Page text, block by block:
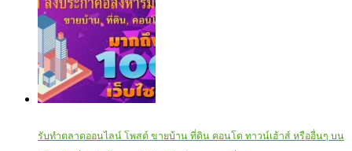
รับทำตลาดออนไลน์ โพสต์ ขายบ้าน ที่ดิน คอนโด ทาวน์เฮ้าส์ หรืออื่นๆ บน